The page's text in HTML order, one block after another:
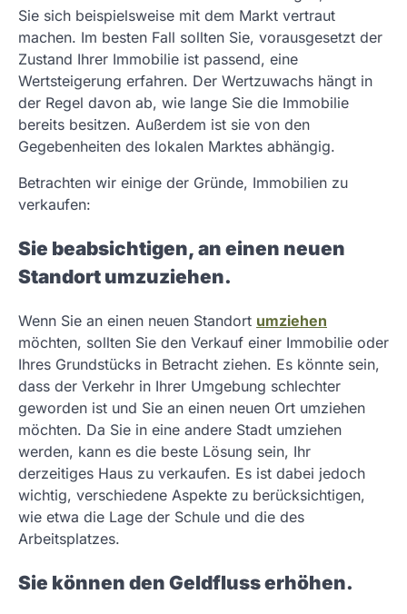
Sie sich beispielsweise mit dem Markt vertraut
machen. Im besten Fall sollten Sie, vorausgesetzt der
Zustand Ihrer Immobilie ist passend, eine
Wertsteigerung erfahren. Der Wertzuwachs hängt in
der Regel davon ab, wie lange Sie die Immobilie
bereits besitzen. Außerdem ist sie von den
Gegebenheiten des lokalen Marktes abhängig.
Betrachten wir einige der Gründe, Immobilien zu
verkaufen:
Sie beabsichtigen, an einen neuen
Standort umzuziehen.
Wenn Sie an einen neuen Standort umziehen
möchten, sollten Sie den Verkauf einer Immobilie oder
Ihres Grundstücks in Betracht ziehen. Es könnte sein,
dass der Verkehr in Ihrer Umgebung schlechter
geworden ist und Sie an einen neuen Ort umziehen
möchten. Da Sie in eine andere Stadt umziehen
werden, kann es die beste Lösung sein, Ihr
derzeitiges Haus zu verkaufen. Es ist dabei jedoch
wichtig, verschiedene Aspekte zu berücksichtigen,
wie etwa die Lage der Schule und die des
Arbeitsplatzes.
Sie können den Geldfluss erhöhen.